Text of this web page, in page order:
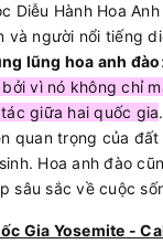
Diễu Hành Hoa
và người nổi tiếng
lũng hoa anh đào:
vì nó không chỉ
giữa hai quốc gia
quan trọng của
Hoa anh đào
sâu sắc về cuộc
Gia Yosemite -